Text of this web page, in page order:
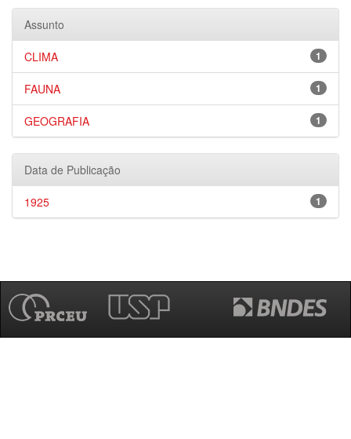
Assunto
1
CLIMA
1
FAUNA
1
GEOGRAFIA
Data de Publicação
1
1925